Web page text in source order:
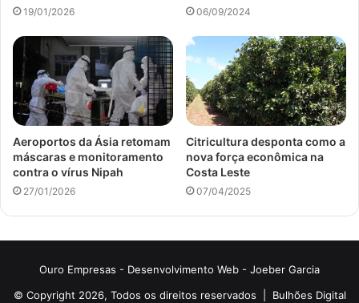
19/01/2026 06/09/2024
Aeroportos da Ásia retomam
máscaras e monitoramento
contra o vírus Nipah
27/01/2026
Citricultura desponta como a
nova força econômica na
Costa Leste
07/04/2025
Ouro Empresas - Desenvolvimento Web - Joeber Garcia
© Copyright 2026, Todos os direitos reservados | Bulhões Digital